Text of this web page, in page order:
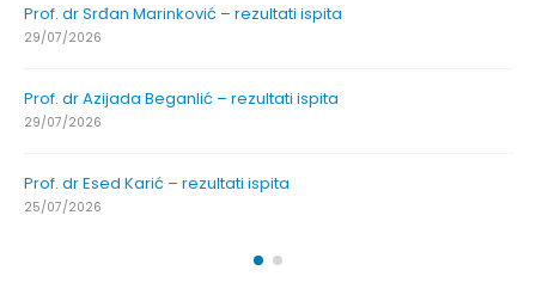
Prof. dr Srđan Marinković – rezultati ispita
29/07/2026
Prof. dr Azijada Beganlić – rezultati ispita
29/07/2026
Prof. dr Esed Karić – rezultati ispita
25/07/2026